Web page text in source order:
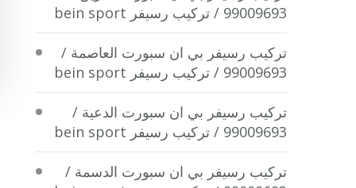
99009693 / تركيب رسيفر bein sport
تركيب رسيفر بي ان سبورت العاصمة /
99009693 / تركيب رسيفر bein sport
تركيب رسيفر بي ان سبورت الدعية /
99009693 / تركيب رسيفر bein sport
تركيب رسيفر بي ان سبورت الدسمة /